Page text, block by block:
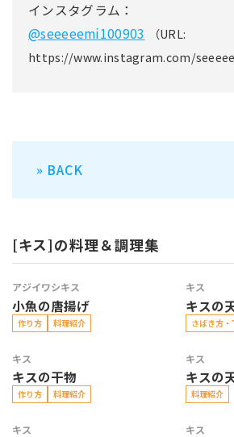
インスタグラム：
@seeeeemi100903
（URL:
https://www.instagram.com/
» BACK
[キス]の料理＆調理集
アジイワシキス
小魚の唐揚げ
作り方 料理紹介
キス
キスの
さばき方
キス
キスの干物
作り方 料理紹介
キス
キスの
料理紹介
キス キス